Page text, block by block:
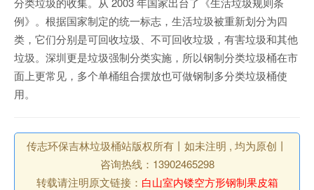
例》。根据国家制定的统一标志，生活垃圾被重新划分为四
类，它们分别是可回收垃圾、不可回收垃圾，有害垃圾和其他
垃圾。深圳更是垃圾强制分类实施，所以钢制分类垃圾桶在市
面上更常见，多个单桶组合摆放也可做钢制多分类垃圾桶使
用。
传志环保吉林垃圾桶站版权所有丨如未注明 , 均为原创丨
咨询热线：13902465298
转载请注明原文链接： 白山室内镂空方形钢制果皮箱